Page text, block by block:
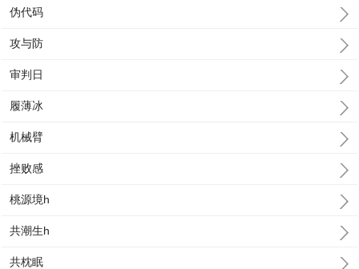
伪代码
攻与防
审判日
履薄冰
机械臂
挫败感
桃源境h
共潮生h
共枕眠